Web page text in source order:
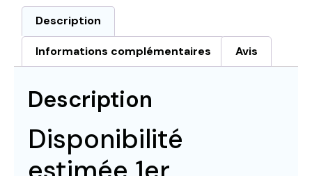
Description
Informations complémentaires Avis
Description
Disponibilité